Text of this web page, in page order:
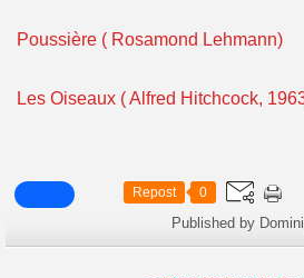
Poussière ( Rosamond Lehmann)
Les Oiseaux ( Alfred Hitchcock,
Repost 0
Published by